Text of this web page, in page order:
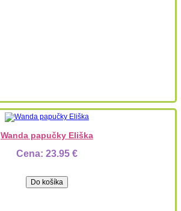
Wanda papučky Eliška
Cena: 23.95 €